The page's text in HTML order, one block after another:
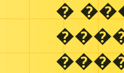
�